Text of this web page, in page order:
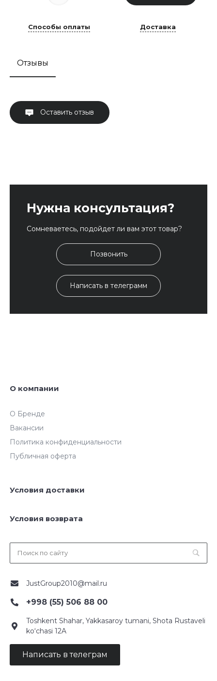
Способы оплаты Доставка
Отзывы
Оставить отзыв
Нужна консультация?
Сомневаетесь, подойдет ли вам этот товар?
Позвонить
Написать в телеграмм
О компании
О Бренде
Вакансии
Политика конфиденциальности
Публичная оферта
Условия доставки
Условия возврата
JustGroup2010@mail.ru
+998 (55) 506 88 00
Toshkent Shahar, Yakkasaroy tumani, Shota Rustaveli
ko‘chasi 12A
Написать в телеграм